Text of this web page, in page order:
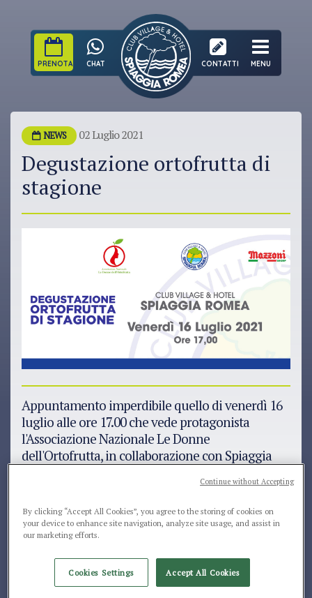
PRENOTA CHAT CONTATTI MENU
NEWS 02 Luglio 2021
Degustazione ortofrutta di
stagione
Appuntamento imperdibile quello di venerdì 16
luglio alle ore 17.00 che vede protagonista
l'Associazione Nazionale Le Donne
dell'Ortofrutta, in collaborazione con Spiaggia
in collaborazione conSpiaggia RomeaeMazzoni, nel
giorno16 Luglio 2021 alle ore 17.00 ci racconterà
e bella, attraverso unadegustazione di piatti
da replicare anche a casa propria!
By clicking “Accept All Cookies”, you agree to the storing of cookies on
your device to enhance site navigation, analyze site usage, and assist in
our marketing efforts.
Cookies Settings Accept All Cookies
Continue without Accepting